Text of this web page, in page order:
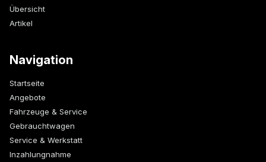
Übersicht
Artikel
Navigation
Startseite
Angebote
Fahrzeuge & Service
Gebrauchtwagen
Service & Werkstatt
Inzahlungnahme